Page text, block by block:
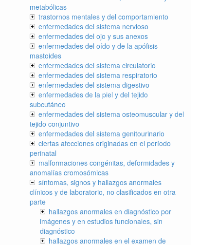
metabólicas
trastornos mentales y del comportamiento
enfermedades del sistema nervioso
enfermedades del ojo y sus anexos
enfermedades del oído y de la apófisis
mastoides
enfermedades del sistema circulatorio
enfermedades del sistema respiratorio
enfermedades del sistema digestivo
enfermedades de la piel y del tejido
subcutáneo
enfermedades del sistema osteomuscular y del
tejido conjuntivo
enfermedades del sistema genitourinario
ciertas afecciones originadas en el período
perinatal
malformaciones congénitas, deformidades y
anomalías cromosómicas
síntomas, signos y hallazgos anormales
clínicos y de laboratorio, no clasificados en otra
parte
hallazgos anormales en diagnóstico por
imágenes y en estudios funcionales, sin
diagnóstico
hallazgos anormales en el examen de